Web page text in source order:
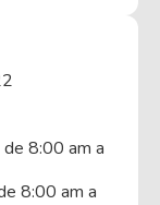
8:00 am a
8:00 am a